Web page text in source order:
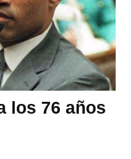
los 76 años